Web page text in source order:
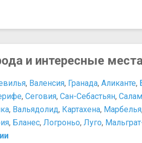
музей в Мадриде
музей
искусства
Пласа-
Пласа-
Площадь
Улица
и интересные
, Валенсия, Гранада, Аликанте,
, Сеговия, Сан-Себастьян,
, Вальядолид, Картахена, Марбелья,
, Бланес, Логроньо, Луго,